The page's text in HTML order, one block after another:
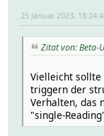
25 Januar 2023,
Zitat von: Beta-
Vielleicht sollte
triggern der
Verhalten, das
"single-